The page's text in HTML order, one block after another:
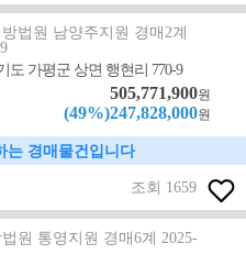
법원 남양주지원 경매2계
도 가평군 상면 행현리 770-9
505,771,900원
(49%)247,828,000원
는 경매물건입니다
조회 1659
원 통영지원 경매6계 2025-